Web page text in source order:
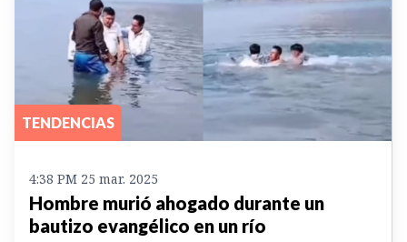
TENDENCIAS
4:38 PM 25 mar. 2025
Hombre murió ahogado durante un
bautizo evangélico en un río